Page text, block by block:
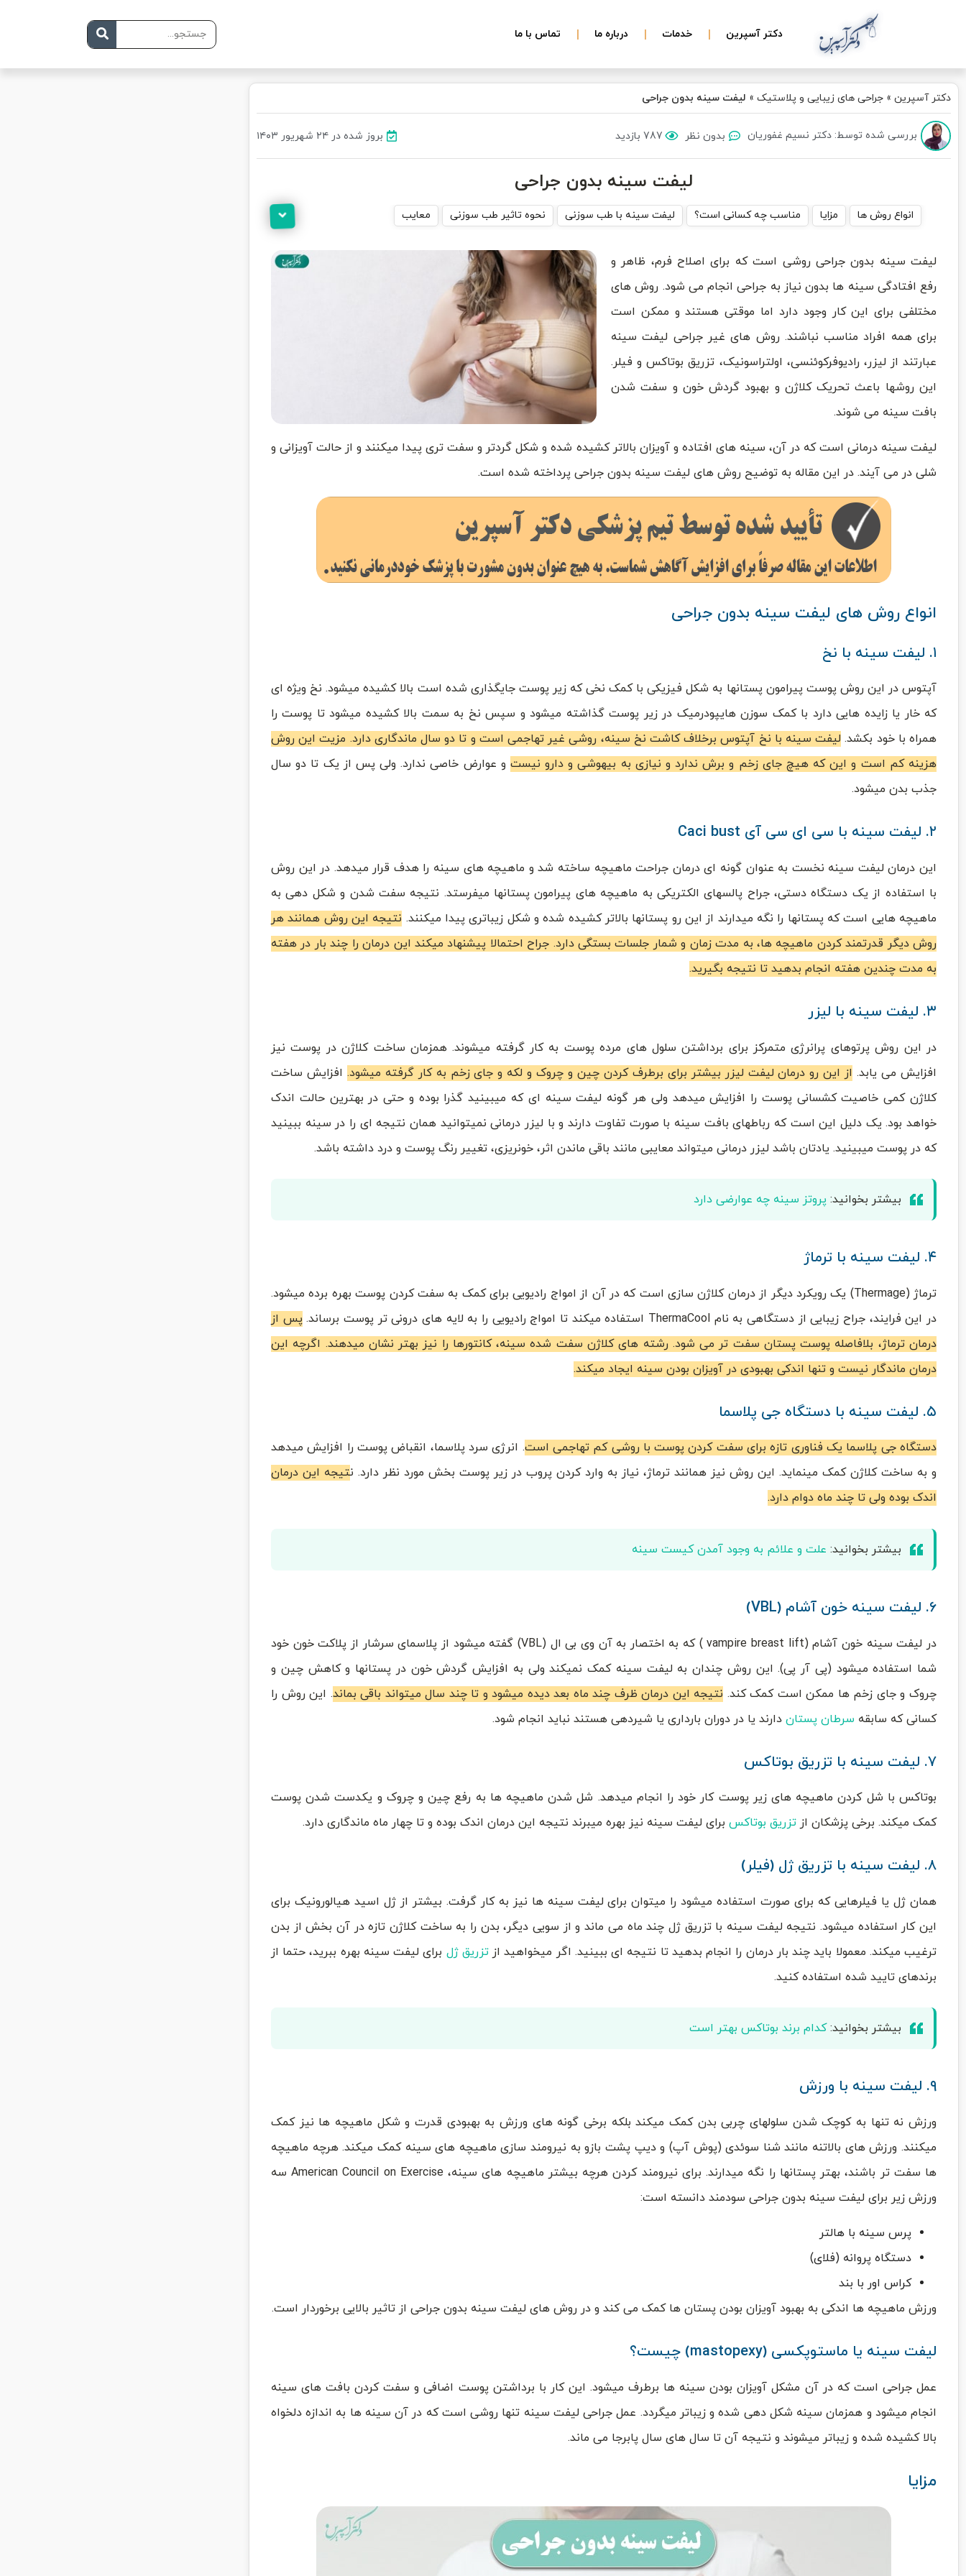
دکتر آسپرین خدمات درباره ما تماس با ما
دکتر آسپرین » جراحی های زیبایی و پلاستیک » لیفت سینه بدون جراحی
بررسی شده توسط: دکتر نسیم غفوریان بدون نظر 787 بازدید بروز شده در ۲۴ شهریور ۱۴۰۳
لیفت سینه بدون جراحی
انواع روش ها مزایا مناسب چه کسانی است؟ لیفت سینه با طب سوزنی نحوه تاثیر طب سوزنی معایب
لیفت سینه بدون جراحی روشی است که برای اصلاح فرم، ظاهر و
رفع افتادگی سینه ها بدون نیاز به جراحی انجام می شود. روش های
مختلفی برای این کار وجود دارد اما موقتی هستند و ممکن است
برای همه افراد مناسب نباشند. روش های غیر جراحی لیفت سینه
عبارتند از لیزر، رادیوفرکوئنسی، اولتراسونیک، تزریق بوتاکس و فیلر.
این روشها باعث تحریک کلاژن و بهبود گردش خون و سفت شدن
بافت سینه می شوند.
لیفت سینه درمانی است که در آن، سینه های افتاده و آویزان بالاتر کشیده شده و شکل گردتر و سفت تری پیدا میکنند و از حالت آویزانی و
شلی در می آیند. در این مقاله به توضیح روش های لیفت سینه بدون جراحی پرداخته شده است.
انواع روش های لیفت سینه بدون جراحی
۱. لیفت سینه با نخ
آپتوس در این روش پوست پیرامون پستانها به شکل فیزیکی با کمک نخی که زیر پوست جایگذاری شده است بالا کشیده میشود. نخ ویژه ای
که خار یا زایده هایی دارد با کمک سوزن هایپودرمیک در زیر پوست گذاشته میشود و سپس نخ به سمت بالا کشیده میشود تا پوست را
همراه با خود بکشد. لیفت سینه با نخ آپتوس برخلاف کاشت نخ سینه، روشی غیر تهاجمی است و تا دو سال ماندگاری دارد. مزیت این روش
هزینه کم است و این که هیچ جای زخم و برش ندارد و نیازی به بیهوشی و دارو نیست و عوارض خاصی ندارد. ولی پس از یک تا دو سال
جذب بدن میشود.
۲. لیفت سینه با سی ای سی آی Caci bust
این درمان لیفت سینه نخست به عنوان گونه ای درمان جراحت ماهیچه ساخته شد و ماهیچه های سینه را هدف قرار میدهد. در این روش
با استفاده از یک دستگاه دستی، جراح پالسهای الکتریکی به ماهیچه های پیرامون پستانها میفرستد. نتیجه سفت شدن و شکل دهی به
ماهیچه هایی است که پستانها را نگه میدارند از این رو پستانها بالاتر کشیده شده و شکل زیباتری پیدا میکنند. نتیجه این روش همانند هر
روش دیگر قدرتمند کردن ماهیچه ها، به مدت زمان و شمار جلسات بستگی دارد. جراح احتمالا پیشنهاد میکند این درمان را چند بار در هفته
به مدت چندین هفته انجام بدهید تا نتیجه بگیرید.
۳. لیفت سینه با لیزر
در این روش پرتوهای پرانرژی متمرکز برای برداشتن سلول های مرده پوست به کار گرفته میشوند. همزمان ساخت کلاژن در پوست نیز
افزایش می یابد. از این رو درمان لیفت لیزر بیشتر برای برطرف کردن چین و چروک و لکه و جای زخم به کار گرفته میشود. افزایش ساخت
کلاژن کمی خاصیت کشسانی پوست را افزایش میدهد ولی هر گونه لیفت سینه ای که میبینید گذرا بوده و حتی در بهترین حالت اندک
خواهد بود. یک دلیل این است که رباطهای بافت سینه با صورت تفاوت دارند و با لیزر درمانی نمیتوانید همان نتیجه ای را در سینه ببینید
که در پوست میبینید. یادتان باشد لیزر درمانی میتواند معایبی مانند باقی ماندن اثر، خونریزی، تغییر رنگ پوست و درد داشته باشد.
بیشتر بخوانید: پروتز سینه چه عوارضی دارد
۴. لیفت سینه با ترماژ
ترماژ (Thermage) یک رویکرد دیگر از درمان کلاژن سازی است که در آن از امواج رادیویی برای کمک به سفت کردن پوست بهره برده میشود.
در این فرایند، جراح زیبایی از دستگاهی به نام ThermaCool استفاده میکند تا امواج رادیویی را به لایه های درونی تر پوست برساند.
پس از
درمان ترماژ، بلافاصله پوست پستان سفت تر می شود. رشته های کلاژن سفت شده سینه، کانتورها را نیز بهتر نشان میدهند. اگرچه این
درمان ماندگار نیست و تنها اندکی بهبودی در آویزان بودن سینه ایجاد میکند.
۵. لیفت سینه با دستگاه جی پلاسما
دستگاه جی پلاسما یک فناوری تازه برای سفت کردن پوست با روشی کم تهاجمی است. انرژی سرد پلاسما، انقباض پوست را افزایش میدهد
و به ساخت کلاژن کمک مینماید. این روش نیز همانند ترماژ، نیاز به وارد کردن پروب در زیر پوست بخش مورد نظر دارد. نتیجه این درمان
اندک بوده ولی تا چند ماه دوام دارد.
بیشتر بخوانید: علت و علائم به وجود آمدن کیست سینه
۶. لیفت سینه خون آشام (VBL)
در لیفت سینه خون آشام (vampire breast lift ) که به اختصار به آن وی بی ال (VBL) گفته میشود از پلاسمای سرشار از پلاکت خون خود
شما استفاده میشود (پی آر پی). این روش چندان به لیفت سینه کمک نمیکند ولی به افزایش گردش خون در پستانها و کاهش چین و
چروک و جای زخم ها ممکن است کمک کند. نتیجه این درمان ظرف چند ماه بعد دیده میشود و تا چند سال میتواند باقی بماند. این روش را
کسانی که سابقه سرطان پستان دارند یا در دوران بارداری یا شیردهی هستند نباید انجام شود.
۷. لیفت سینه با تزریق بوتاکس
بوتاکس با شل کردن ماهیچه های زیر پوست کار خود را انجام میدهد. شل شدن ماهیچه ها به رفع چین و چروک و یکدست شدن پوست
کمک میکند. برخی پزشکان از تزریق بوتاکس برای لیفت سینه نیز بهره میبرند نتیجه این درمان اندک بوده و تا چهار ماه ماندگاری دارد.
۸. لیفت سینه با تزریق ژل (فیلر)
همان ژل یا فیلرهایی که برای صورت استفاده میشود را میتوان برای لیفت سینه ها نیز به کار گرفت. بیشتر از ژل اسید هیالورونیک برای
این کار استفاده میشود. نتیجه لیفت سینه با تزریق ژل چند ماه می ماند و از سویی دیگر، بدن را به ساخت کلاژن تازه در آن بخش از بدن
ترغیب میکند. معمولا باید چند بار درمان را انجام بدهید تا نتیجه ای ببینید. اگر میخواهید ازتزریق ژل برای لیفت سینه بهره ببرید، حتما از
برندهای تایید شده استفاده کنید.
بیشتر بخوانید:کدام برند بوتاکس بهتر است
۹. لیفت سینه با ورزش
ورزش نه تنها به کوچک شدن سلولهای چربی بدن کمک میکند بلکه برخی گونه های ورزش به بهبودی قدرت و شکل ماهیچه ها نیز کمک
میکنند. ورزش های بالاتنه مانند شنا سوئدی (پوش آپ) و دیپ پشت بازو به نیرومند سازی ماهیچه های سینه کمک میکند. هرچه ماهیچه
ها سفت تر باشند، بهتر پستانها را نگه میدارند. برای نیرومند کردن هرچه بیشتر ماهیچه های سینه، American Council on Exercise سه
ورزش زیر برای لیفت سینه بدون جراحی سودمند دانسته است:
پرس سینه با هالتر
دستگاه پروانه (فلای)
کراس اور با بند
ورزش ماهیچه ها اندکی به بهبود آویزان بودن پستان ها کمک می کند و در روش های لیفت سینه بدون جراحی از تاثیر بالایی برخوردار است.
لیفت سینه یا ماستوپکسی (mastopexy) چیست؟
عمل جراحی است که در آن مشکل آویزان بودن سینه ها برطرف میشود. این کار با برداشتن پوست اضافی و سفت کردن بافت های سینه
انجام میشود و همزمان سینه شکل دهی شده و زیباتر میگردد. عمل جراحی لیفت سینه تنها روشی است که در آن سینه ها به اندازه دلخواه
بالا کشیده شده و زیباتر میشوند و نتیجه آن تا سال های سال پابرجا می ماند.
مزایا